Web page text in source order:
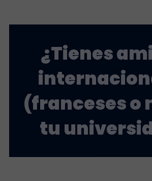
¿Tienes
(franceses o
tu